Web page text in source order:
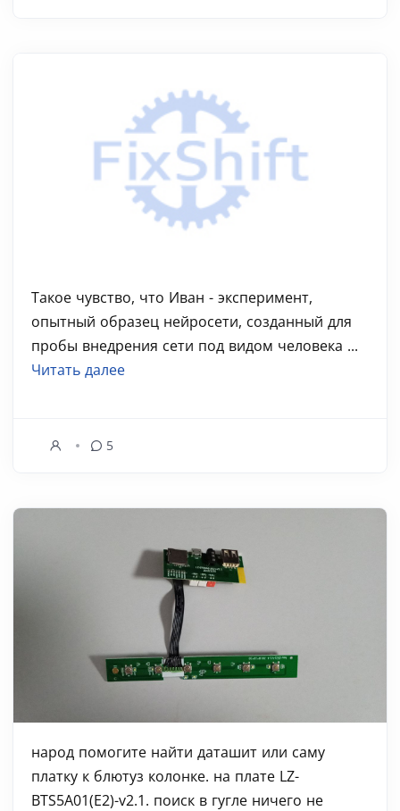
Такое чувство, что Иван - эксперимент,
опытный образец нейросети, созданный для
пробы внедрения сети под видом человека ...
Читать далее
5
народ помогите найти даташит или саму
платку к блютуз колонке. на плате LZ-
BTS5A01(E2)-v2.1. поиск в гугле ничего не